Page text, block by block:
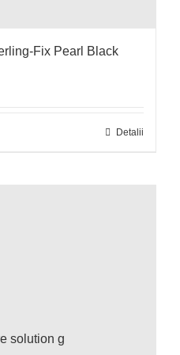
Fix Pearl Black
Detalii